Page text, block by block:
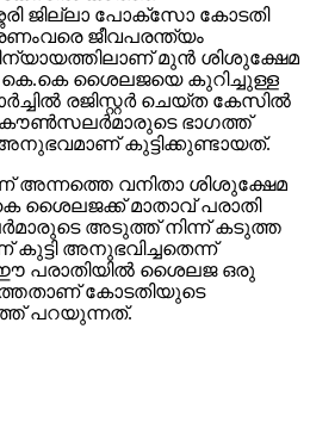
ജില്ലാ പോക്സോ കോടതി
ജീവപരന്ത്യം
മുന്‍ ശിശുക്ഷേമ
കെ.കെ ശൈലജയെ കുറിച്ചുള്ള
രജിസ്റ്റര്‍ ചെയ്ത കേസില്‍
ഭാഗത്ത്
കുട്ടിക്കുണ്ടായത്.
വനിതാ ശിശുക്ഷേമ
ശൈലജക്ക് മാതാവ് പരാതി
അടുത്ത് നിന്ന് കടുത്ത
അനുഭവിച്ചതെന്ന്
പരാതിയില്‍ ശൈലജ ഒരു
കോടതിയുടെ
പറയുന്നത്.